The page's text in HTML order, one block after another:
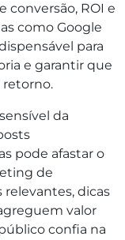
conversão, ROI e
como Google
para
e garantir que
da
pode afastar o
de
dicas
valor
confia na